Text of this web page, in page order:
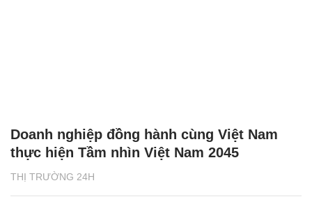
THỊ TRƯỜNG 24H
Doanh nghiệp đồng hành cùng Việt Nam
thực hiện Tầm nhìn Việt Nam 2045